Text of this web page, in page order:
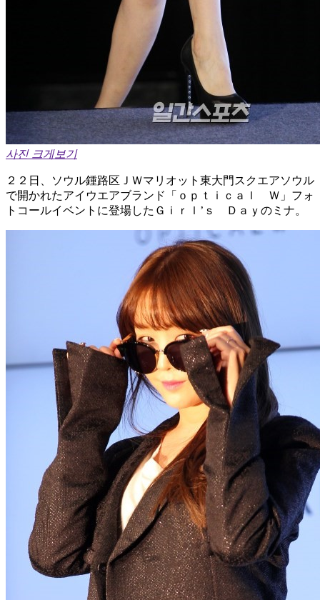
사진 크게보기
２２日、ソウル鍾路区ＪＷマリオット東大門スクエアソウル
で開かれたアイウエアブランド「ｏｐｔｉｃａｌ Ｗ」フォ
トコールイベントに登場したＧｉｒｌ’ｓ Ｄａｙのミナ。